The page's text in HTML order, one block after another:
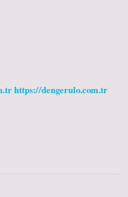
https://dengerulo.com.tr